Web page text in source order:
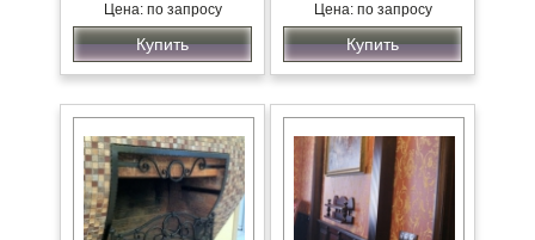
Цена: по запросу
Купить
Цена: по запросу
Купить